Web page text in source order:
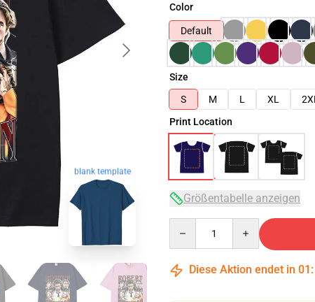
blank template
Color
Default
Size
S
M L XL
Print Location
Größentabelle anzeigen
Diese Aktion endet in 01